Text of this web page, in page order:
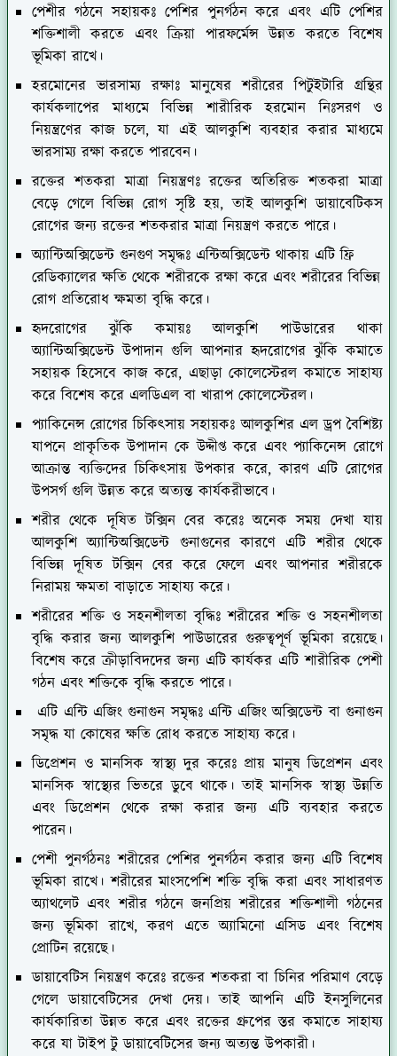
পেশীর গঠনে সহায়কঃপেশির পুনর্গঠন করে এবং এটি পেশির
শক্তিশালী করতে এবং ক্রিয়া পারফর্মেন্স উন্নত করতে বিশেষ
ভূমিকা রাখে।
হরমোনের ভারসাম্য রক্ষাঃমানুষের শরীরের পিটুইটারি গ্রন্থির
কার্যকলাপের মাধ্যমে বিভিন্ন শারীরিক হরমোন নিঃসরণ ও
নিয়ন্ত্রণের কাজ চলে, যা এই আলকুশি ব্যবহার করার মাধ্যমে
ভারসাম্য রক্ষা করতে পারবেন।
রক্তের শতকরা মাত্রা নিয়ন্ত্রণঃরক্তের অতিরিক্ত শতকরা মাত্রা
বেড়ে গেলে বিভিন্ন রোগ সৃষ্টি হয়, তাই আলকুশি ডায়াবেটিকস
রোগের জন্য রক্তের শতকরার মাত্রা নিয়ন্ত্রণ করতে পারে।
অ্যান্টিঅক্সিডেন্ট গুনগুণ সমৃদ্ধঃ এন্টিঅক্সিডেন্ট থাকায় এটি ফ্রি
রেডিক্যালের ক্ষতি থেকে শরীরকে রক্ষা করে এবং শরীরের বিভিন্ন
রোগ প্রতিরোধ ক্ষমতা বৃদ্ধি করে।
হৃদরোগের ঝুঁকি কমায়ঃআলকুশি পাউডারের থাকা
অ্যান্টিঅক্সিডেন্ট উপাদান গুলি আপনার হৃদরোগের ঝুঁকি কমাতে
সহায়ক হিসেবে কাজ করে, এছাড়া কোলেস্টেরল কমাতে সাহায্য
করে বিশেষ করে এলডিএল বা খারাপ কোলেস্টেরল।
প্যাকিনেন্স রোগের চিকিৎসায় সহায়কঃআলকুশির এল ড্রপ বৈশিষ্ট্য
যাপনে প্রাকৃতিক উপাদান কে উদ্দীপ্ত করে এবং প্যাকিনেন্স রোগে
আক্রান্ত ব্যক্তিদের চিকিৎসায় উপকার করে, কারণ এটি রোগের
উপসর্গ গুলি উন্নত করে অত্যন্ত কার্যকরীভাবে।
শরীর থেকে দূষিত টক্সিন বের করেঃঅনেক সময় দেখা যায়
আলকুশি অ্যান্টিঅক্সিডেন্ট গুনাগুনের কারণে এটি শরীর থেকে
বিভিন্ন দূষিত টক্সিন বের করে ফেলে এবং আপনার শরীরকে
নিরাময় ক্ষমতা বাড়াতে সাহায্য করে।
শরীরের শক্তি ও সহনশীলতা বৃদ্ধিঃশরীরের শক্তি ও সহনশীলতা
বৃদ্ধি করার জন্য আলকুশি পাউডারের গুরুত্বপূর্ণ ভূমিকা রয়েছে।
বিশেষ করে ক্রীড়াবিদদের জন্য এটি কার্যকর এটি শারীরিক পেশী
গঠন এবং শক্তিকে বৃদ্ধি করতে পারে।
এটি এন্টি এজিং গুনাগুন সমৃদ্ধঃ এন্টি এজিং অক্সিডেন্ট বা গুনাগুন
সমৃদ্ধ যা কোষের ক্ষতি রোধ করতে সাহায্য করে।
ডিপ্রেশন ও মানসিক স্বাস্থ্য দুর করেঃ প্রায় মানুষ ডিপ্রেশন এবং
মানসিক স্বাস্থ্যের ভিতরে ডুবে থাকে। তাই মানসিক স্বাস্থ্য উন্নতি
এবং ডিপ্রেশন থেকে রক্ষা করার জন্য এটি ব্যবহার করতে
পারেন।
পেশী পুনর্গঠনঃশরীরের পেশির পুনর্গঠন করার জন্য এটি বিশেষ
ভূমিকা রাখে। শরীরের মাংসপেশি শক্তি বৃদ্ধি করা এবং সাধারণত
অ্যাথলেট এবং শরীর গঠনে জনপ্রিয় শরীরের শক্তিশালী গঠনের
জন্য ভূমিকা রাখে, করণ এতে অ্যামিনো এসিড এবং বিশেষ
প্রোটিন রয়েছে।
ডায়াবেটিস নিয়ন্ত্রণ করেঃরক্তের শতকরা বা চিনির পরিমাণ বেড়ে
গেলে ডায়াবেটিসের দেখা দেয়। তাই আপনি এটি ইনসুলিনের
কার্যকারিতা উন্নত করে এবং রক্তের গ্রুপের স্তর কমাতে সাহায্য
করে যা টাইপ টু ডায়াবেটিসের জন্য অত্যন্ত উপকারী।